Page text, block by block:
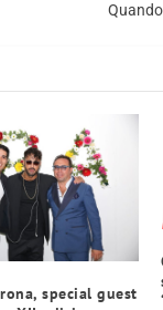
special guest